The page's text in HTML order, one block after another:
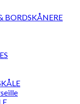
BORDSKÅNERE